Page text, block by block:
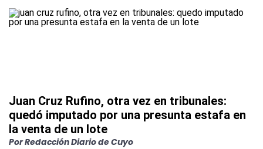
Juan Cruz Rufino, otra vez en tribunales:
quedó imputado por una presunta estafa en
la venta de un lote
PorRedacción Diario de Cuyo